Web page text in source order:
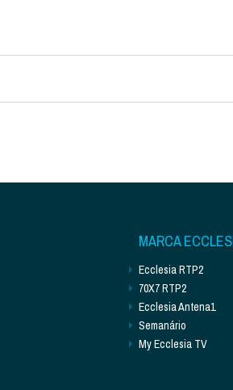
MARCA
Ecclesia RTP2
70X7 RTP2
Ecclesia Antena1
Semanário
My Ecclesia TV